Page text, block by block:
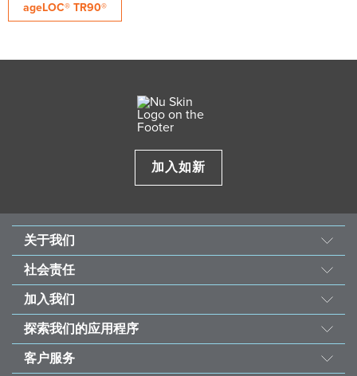
ageLOC® TR90®
加入如新
关于我们
我们的故事
使命与愿景
经营团队
资料来源
投资者
社会责任
善的力量
东南亚儿童心脏基金会
永续发展计划
受饥儿滋养计划
加入我们
机会
荣誉榜
探索我们的应用程序
如新Vera®护肤咨询
如新Stela和如新Connect
客户服务